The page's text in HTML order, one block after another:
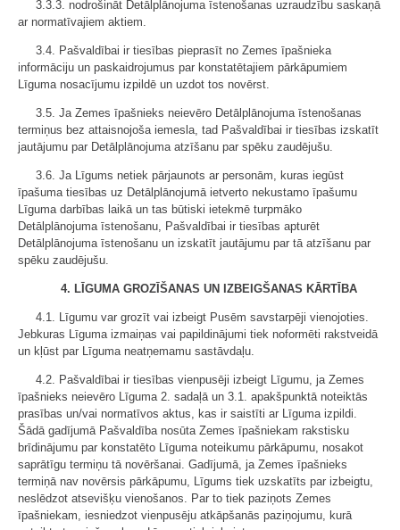
3.3.3. nodrošināt Detālplānojuma īstenošanas uzraudzību saskaņā
ar normatīvajiem aktiem.
3.4. Pašvaldībai ir tiesības pieprasīt no Zemes īpašnieka
informāciju un paskaidrojumus par konstatētajiem pārkāpumiem
Līguma nosacījumu izpildē un uzdot tos novērst.
3.5. Ja Zemes īpašnieks neievēro Detālplānojuma īstenošanas
termiņus bez attaisnojoša iemesla, tad Pašvaldībai ir tiesības izskatīt
jautājumu par Detālplānojuma atzīšanu par spēku zaudējušu.
3.6. Ja Līgums netiek pārjaunots ar personām, kuras iegūst
īpašuma tiesības uz Detālplānojumā ietverto nekustamo īpašumu
Līguma darbības laikā un tas būtiski ietekmē turpmāko
Detālplānojuma īstenošanu, Pašvaldībai ir tiesības apturēt
Detālplānojuma īstenošanu un izskatīt jautājumu par tā atzīšanu par
spēku zaudējušu.
4. LĪGUMA GROZĪŠANAS UN IZBEIGŠANAS KĀRTĪBA
4.1. Līgumu var grozīt vai izbeigt Pusēm savstarpēji vienojoties.
Jebkuras Līguma izmaiņas vai papildinājumi tiek noformēti rakstveidā
un kļūst par Līguma neatņemamu sastāvdaļu.
4.2. Pašvaldībai ir tiesības vienpusēji izbeigt Līgumu, ja Zemes
īpašnieks neievēro Līguma 2. sadaļā un 3.1. apakšpunktā noteiktās
prasības un/vai normatīvos aktus, kas ir saistīti ar Līguma izpildi.
Šādā gadījumā Pašvaldība nosūta Zemes īpašniekam rakstisku
brīdinājumu par konstatēto Līguma noteikumu pārkāpumu, nosakot
saprātīgu termiņu tā novēršanai. Gadījumā, ja Zemes īpašnieks
termiņā nav novērsis pārkāpumu, Līgums tiek uzskatīts par izbeigtu,
neslēdzot atsevišķu vienošanos. Par to tiek paziņots Zemes
īpašniekam, iesniedzot vienpusēju atkāpšanās paziņojumu, kurā